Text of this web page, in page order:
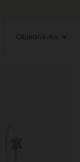
Objednávka